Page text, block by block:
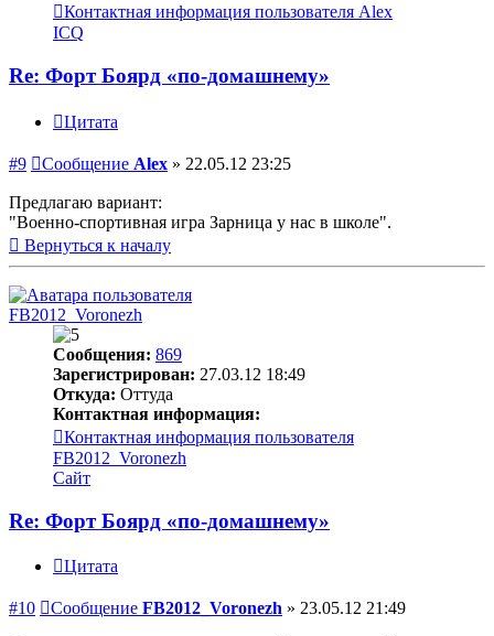
Контактная информация пользователя Alex
ICQ
Re: Форт Боярд «по-домашнему»
Цитата
#9 Сообщение Alex » 22.05.12 23:25
Предлагаю вариант:
"Военно-спортивная игра Зарница у нас в школе".
Вернуться к началу
FB2012_Voronezh
Сообщения: 869
Зарегистрирован: 27.03.12 18:49
Откуда: Оттуда
Контактная информация:
Контактная информация пользователя
FB2012_Voronezh
Сайт
Re: Форт Боярд «по-домашнему»
Цитата
#10 Сообщение FB2012_Voronezh » 23.05.12 21:49